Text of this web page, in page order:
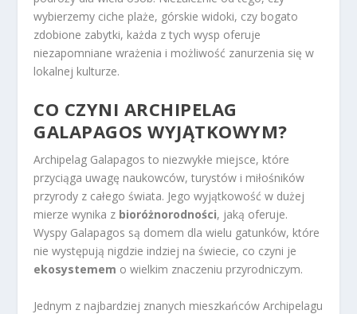
wybierzemy ciche plaże, górskie widoki, czy bogato
zdobione zabytki, każda z tych wysp oferuje
niezapomniane wrażenia i możliwość zanurzenia się w
lokalnej kulturze.
CO CZYNI ARCHIPELAG
GALAPAGOS WYJĄTKOWYM?
Archipelag Galapagos to niezwykłe miejsce, które
przyciąga uwagę naukowców, turystów i miłośników
przyrody z całego świata. Jego wyjątkowość w dużej
mierze wynika z bioróżnorodności, jaką oferuje.
Wyspy Galapagos są domem dla wielu gatunków, które
nie występują nigdzie indziej na świecie, co czyni je
ekosystemem o wielkim znaczeniu przyrodniczym.
Jednym z najbardziej znanych mieszkańców Archipelagu